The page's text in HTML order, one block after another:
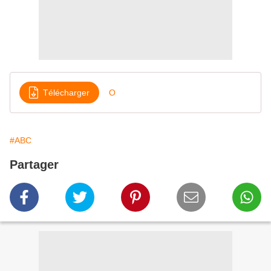
Télécharger O
#ABC
Partager